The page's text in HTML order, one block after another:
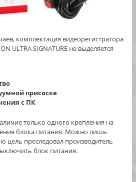
комплектация видеорегистратора
ULTRA SIGNATURE не выделяется
присоске
с ПК
только одного крепления на
блока питания. Можно лишь
цель преследовал производитель
блок питания.